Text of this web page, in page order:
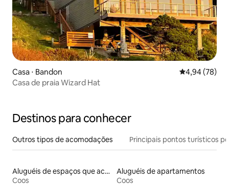
Casa ⋅ Bandon 4,94 de uma
4,94 (78)
Casa de praia Wizard Hat
Destinos para conhecer
Outros tipos de acomodações Principais pontos turísticos
Aluguéis de espaços que aceitam animais de estimação
Coos
Aluguéis de apartamentos
Coos